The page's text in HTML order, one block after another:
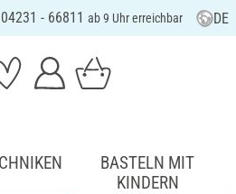
- 66811 ab 9 Uhr erreichbar DE
BASTELN MIT
KINDERN